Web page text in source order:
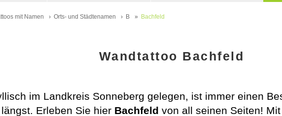
mit Namen Orts- und Städtenamen B Bachfeld
Wandtattoo Bachfeld
im Landkreis Sonneberg gelegen, ist immer einen
Erleben Sie hier Bachfeld von all seinen Seiten!